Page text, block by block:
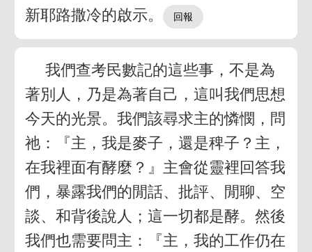
新耶路撒冷的啟示。
我們查考民數記的這些事，不是為
著別人，乃是為著自己，這叫我們思想
今天的光景。我們該尋求主的憐憫，問
祂：『主，我是麥子，還是稗子？主，
在我裡面有酵麼？』主會從靈裡回答我
們，暴露我們的閒話、批評、閒聊、空
談、和背後說人；這一切都是酵。然後
我們也需要問主：『主，我的工作仍在